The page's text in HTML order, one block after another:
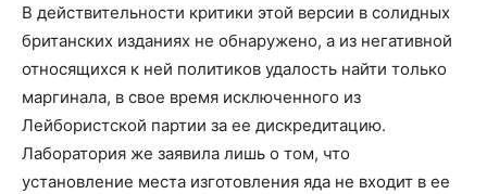
В действительности критики этой версии в солидных
британских изданиях не обнаружено, а из негативной
относящихся к ней политиков удалость найти только
маргинала, в свое время исключенного из
Лейбористской партии за ее дискредитацию.
Лаборатория же заявила лишь о том, что
установление места изготовления яда не входит в ее